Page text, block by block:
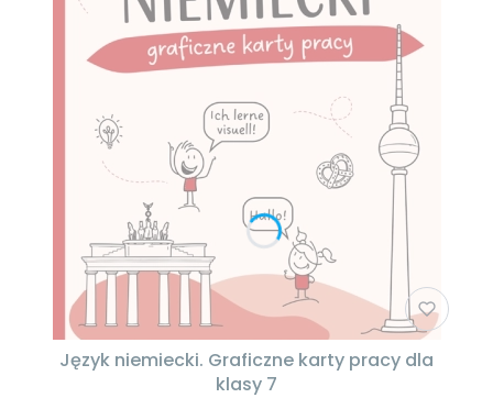
Język niemiecki. Graficzne karty pracy dla
klasy 7